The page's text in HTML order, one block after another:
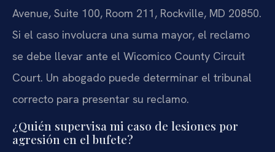
Avenue, Suite 100, Room 211, Rockville, MD 20850.
Si el caso involucra una suma mayor, el reclamo
se debe llevar ante el Wicomico County Circuit
Court. Un abogado puede determinar el tribunal
correcto para presentar su reclamo.
¿Quién supervisa mi caso de lesiones por
agresión en el bufete?